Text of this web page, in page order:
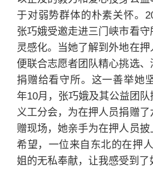
于对弱势群体的朴素关怀。
张巧娥受邀走进三门峡市看
灵感化。当她了解到外地在押
便联合志愿者团队精心挑选、
捐赠给看守所。这一善举她
年10月，张巧娥及其公益团
义工分会，为在押人员捐赠
赠现场，她亲手为在押人员
希望，一位来自东北的在押
姐的无私奉献，让我感受到